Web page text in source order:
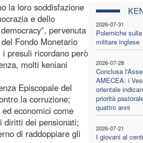
2026-07-31
Polemiche
militare inglese
2026-07-28
Conclusa
AMECEA: i
orientale
priorità
quattro anni
2026-07-21
I giovani al
la loro soddisfazione
e dello
pervenuta
Fondo Monetario
presuli ricordano però
molti keniani
Episcopale del
la corruzione;
economici come
diritti dei pensionati;
di raddoppiare gli